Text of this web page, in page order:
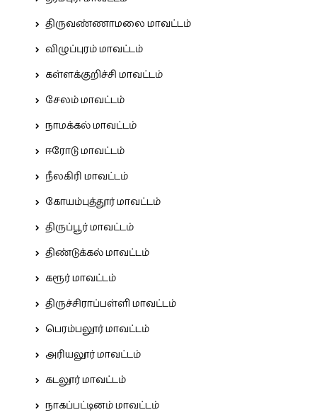
திருவண்ணாமலை மாவட்டம்
விழுப்புரம் மாவட்டம்
கள்ளக்குறிச்சி மாவட்டம்
சேலம் மாவட்டம்
நாமக்கல் மாவட்டம்
ஈரோடு மாவட்டம்
நீலகிரி மாவட்டம்
கோயம்புத்தூர் மாவட்டம்
திருப்பூர் மாவட்டம்
திண்டுக்கல் மாவட்டம்
கரூர் மாவட்டம்
திருச்சிராப்பள்ளி மாவட்டம்
பெரம்பலூர் மாவட்டம்
அரியலூர் மாவட்டம்
கடலூர் மாவட்டம்
நாகப்பட்டினம் மாவட்டம்